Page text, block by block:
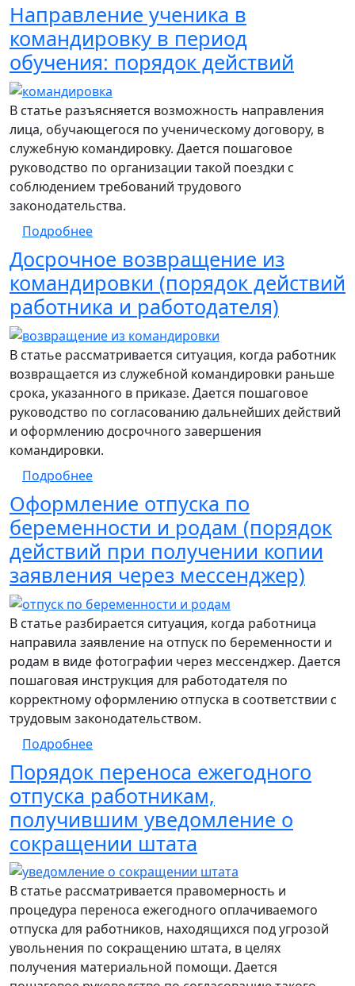
Направление ученика в
командировку в период
обучения: порядок действий
В статье разъясняется возможность направления
лица, обучающегося по ученическому договору, в
служебную командировку. Дается пошаговое
руководство по организации такой поездки с
соблюдением требований трудового
законодательства.
Подробнеео Направление ученика в командировку
Досрочное возвращение из
командировки (порядок действий
работника и работодателя)
В статье рассматривается ситуация, когда работник
возвращается из служебной командировки раньше
срока, указанного в приказе. Дается пошаговое
руководство по согласованию дальнейших действий
и оформлению досрочного завершения
командировки.
Подробнеео Досрочное возвращение из
Оформление отпуска по
беременности и родам (порядок
действий при получении копии
заявления через мессенджер)
В статье разбирается ситуация, когда работница
направила заявление на отпуск по беременности и
родам в виде фотографии через мессенджер. Дается
пошаговая инструкция для работодателя по
корректному оформлению отпуска в соответствии с
трудовым законодательством.
Подробнеео Оформление отпуска по беременности
Порядок переноса ежегодного
отпуска работникам,
получившим уведомление о
сокращении штата
В статье рассматривается правомерность и
процедура переноса ежегодного оплачиваемого
отпуска для работников, находящихся под угрозой
увольнения по сокращению штата, в целях
получения материальной помощи. Дается